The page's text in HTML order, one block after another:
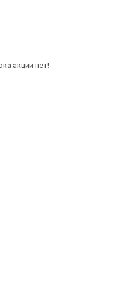
акций нет!